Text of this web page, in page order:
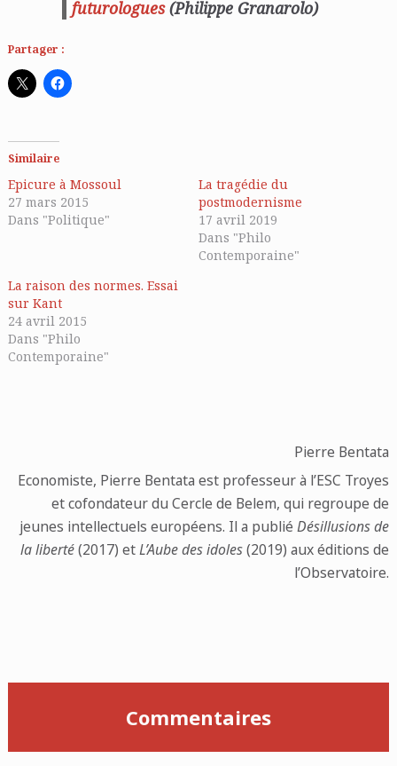
futurologues(Philippe Granarolo)
Partager :
Similaire
Epicure à Mossoul
27 mars 2015
Dans "Politique"
La tragédie du
postmodernisme
17 avril 2019
Dans "Philo
Contemporaine"
La raison des normes. Essai
sur Kant
24 avril 2015
Dans "Philo
Contemporaine"
Pierre Bentata
Economiste, Pierre Bentata est professeur à l’ESC Troyes
et cofondateur du Cercle de Belem, qui regroupe de
jeunes intellectuels européens. Il a publiéDésillusions de
la liberté(2017) etL’Aube des idoles(2019) aux éditions de
l’Observatoire.
Commentaires